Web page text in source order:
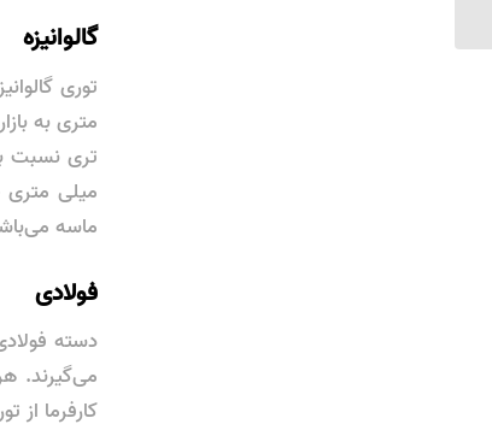
گالوانیزه
متری به
ماسه
فولادی
دسته
می‌گیرند.
کارفرما از